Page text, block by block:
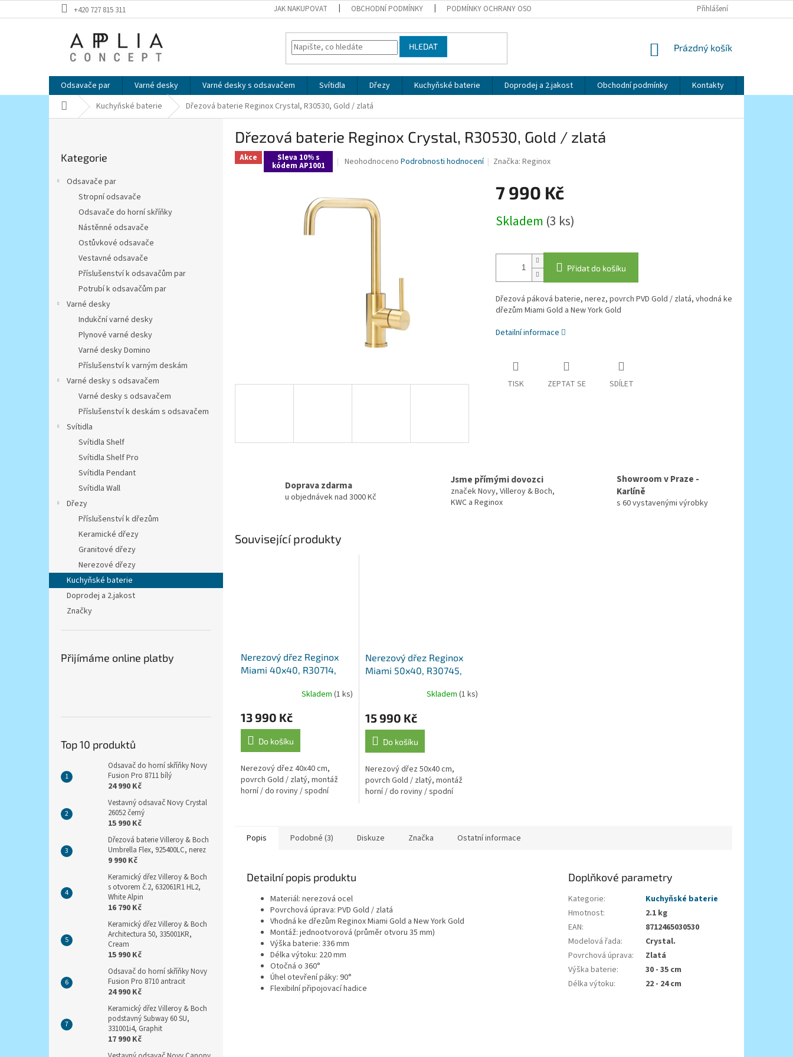
na
+420 727 815 311 JAK NAKUPOVAT OBCHODNÍ PODMÍNKY PODMÍNKY OCHRANY OSOBNÍCH ÚDAJŮ Přihlášení
HLEDAT
NÁKUPNÍ
Prázdný košík
Odsavače par Varné desky Varné desky s odsavačem Svítidla Dřezy Kuchyňské baterie Doprodej a 2.jakost Obchodní podmínky Kontakty
Domů Kuchyňské baterie Dřezová baterie Reginox Crystal, R30530, Gold / zlatá
kategorie
Kategorie
Odsavače par
Stropní odsavače
Odsavače do horní skříňky
Nástěnné odsavače
Ostůvkové odsavače
Vestavné odsavače
Příslušenství k odsavačům par
Potrubí k odsavačům par
Varné desky
Indukční varné desky
Plynové varné desky
Varné desky Domino
Příslušenství k varným deskám
Varné desky s odsavačem
Varné desky s odsavačem
Příslušenství k deskám s odsavačem
Svítidla
Svítidla Shelf
Svítidla Shelf Pro
Svítidla Pendant
Svítidla Wall
Dřezy
Příslušenství k dřezům
Keramické dřezy
Granitové dřezy
Nerezové dřezy
Kuchyňské baterie
Doprodej a 2.jakost
Značky
Přijímáme online platby
Top 10 produktů
Odsavač do horní skříňky Novy
Fusion Pro 8711 bílý
24 990 Kč
Vestavný odsavač Novy Crystal
26052 černý
15 990 Kč
Dřezová baterie Villeroy & Boch
Umbrella Flex, 925400LC, nerez
9 990 Kč
Keramický dřez Villeroy & Boch
s otvorem č.2, 632061R1 HL2,
White Alpin
16 790 Kč
Keramický dřez Villeroy & Boch
Architectura 50, 335001KR,
Cream
15 990 Kč
Odsavač do horní skříňky Novy
Fusion Pro 8710 antracit
24 990 Kč
Keramický dřez Villeroy & Boch
podstavný Subway 60 SU,
331001i4, Graphit
17 990 Kč
Dřezová baterie Reginox Crystal, R30530, Gold / zlatá
Akce Sleva 10% s
kódem AP1001
Průměrné
0,0
Neohodnoceno Podrobnosti hodnocení Značka:Reginox
7 990 Kč
cena:
Skladem (3 ks)
Přidat do košíku
Dřezová páková baterie, nerez, povrch PVD Gold / zlatá, vhodná ke
dřezům Miami Gold a New York Gold
Detailní informace
TISK ZEPTAT SE SDÍLET
Doprava zdarma
u objednávek nad 3000 Kč
Jsme přímými dovozci
značek Novy, Villeroy & Boch,
KWC a Reginox
Showroom v Praze -
Karlíně
s 60 vystavenými výrobky
Související produkty
Nerezový dřez Reginox
Miami 40x40, R30714,
Skladem (1 ks)
13 990 Kč
Do košíku
Nerezový dřez 40x40 cm,
povrch Gold / zlatý, montáž
horní / do roviny / spodní
Nerezový dřez Reginox
Miami 50x40, R30745,
Skladem (1 ks)
15 990 Kč
Do košíku
Nerezový dřez 50x40 cm,
povrch Gold / zlatý, montáž
horní / do roviny / spodní
Popis Podobné (3) Diskuze Značka Ostatní informace
Detailní popis produktu
Materiál: nerezová ocel
Povrchová úprava: PVD Gold / zlatá
Vhodná ke dřezům Reginox Miami Gold a New York Gold
Montáž: jednootvorová (průměr otvoru 35 mm)
Výška baterie: 336 mm
Délka výtoku: 220 mm
Otočná o 360°
Úhel otevření páky: 90°
Flexibilní připojovací hadice
Doplňkové parametry
Kategorie:
Kuchyňské baterie
Hmotnost:
2.1 kg
EAN:
8712465030530
Modelová řada:
Crystal.
Povrchová úprava:
Zlatá
Výška baterie:
30 - 35 cm
Délka výtoku: 22 - 24 cm